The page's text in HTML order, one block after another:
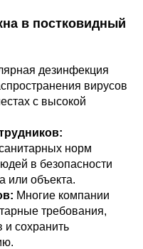
в постковидный
дезинфекция
вирусов
с высокой
норм
в безопасности
или объекта.
Многие компании
требования,
сохранить